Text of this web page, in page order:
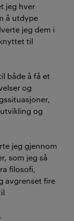
jeg hver
å utdype
jeg dem i
til
både å få et
og
og
jeg gjennom
som jeg så
filosofi,
avgrenset fire